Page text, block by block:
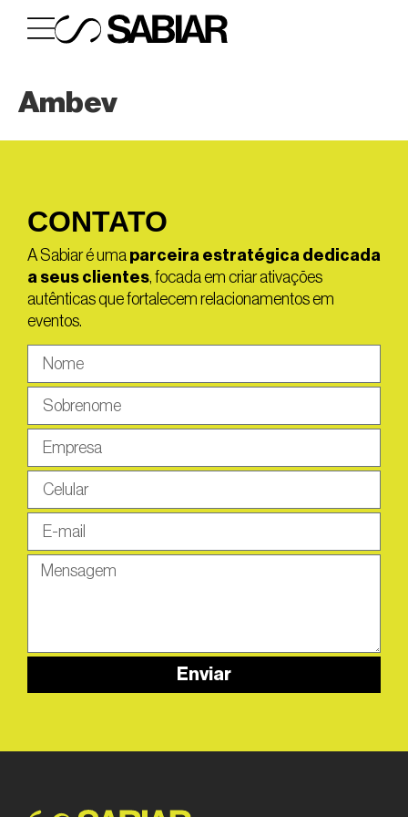
Ambev
CONTATO
A Sabiar é uma parceira estratégica dedicada
a seus clientes, focada em criar ativações
autênticas que fortalecem relacionamentos em
eventos.
Enviar